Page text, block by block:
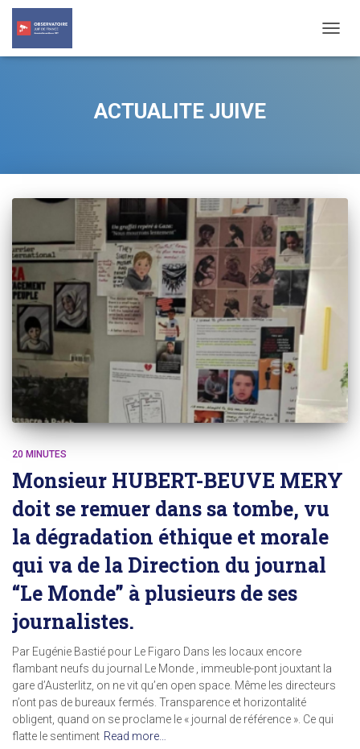
ACTUALITE JUIVE
20 MINUTES
Monsieur HUBERT-BEUVE MERY
doit se remuer dans sa tombe, vu
la dégradation éthique et morale
qui va de la Direction du journal
“Le Monde” à plusieurs de ses
journalistes.
Par Eugénie Bastié pour Le Figaro Dans les locaux encore
flambant neufs du journal Le Monde , immeuble-pont jouxtant la
gare d’Austerlitz, on ne vit qu’en open space. Même les directeurs
n’ont pas de bureaux fermés. Transparence et horizontalité
obligent, quand on se proclame le « journal de référence ». Ce qui
flatte le sentiment Read more…